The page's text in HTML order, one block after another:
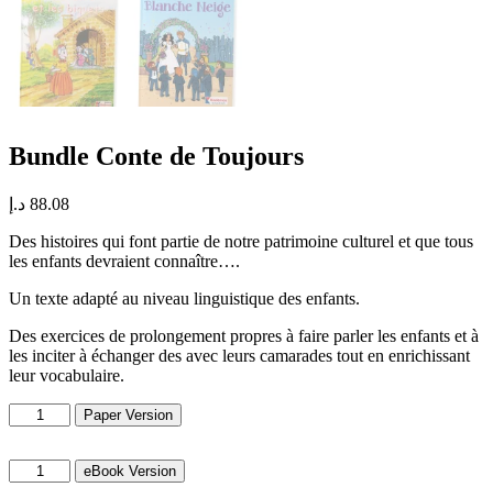
Bundle Conte de Toujours
88.08 د.إ
Des histoires qui font partie de notre patrimoine culturel et que tous
les enfants devraient connaître….
Un texte adapté au niveau linguistique des enfants.
Des exercices de prolongement propres à faire parler les enfants et à
les inciter à échanger des avec leurs camarades tout en enrichissant
leur vocabulaire.
Bundle
Conte
Toujours
Paper Version
Bundle
Conte
eBook Version